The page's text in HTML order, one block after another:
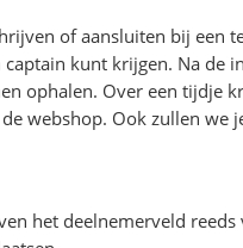
of aansluiten bij een
kunt krijgen. Na de
ophalen. Over een tijdje
webshop. Ook zullen we
het deelnemerveld reeds